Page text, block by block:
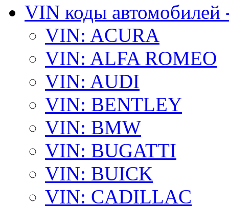
VIN коды автомобилей
VIN: ACURA
VIN: ALFA ROMEO
VIN: AUDI
VIN: BENTLEY
VIN: BMW
VIN: BUGATTI
VIN: BUICK
VIN: CADILLAC